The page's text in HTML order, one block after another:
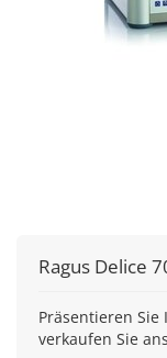
Ragus Delice
Präsentieren Sie
verkaufen Sie